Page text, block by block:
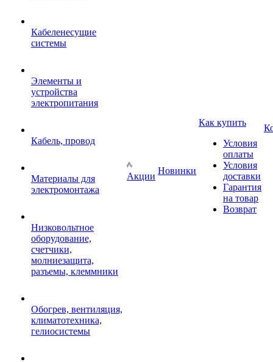
Кабеленесущие
системы
Элементы и
устройства
электропитания
Кабель, провод
Материалы для
электромонтажа
Низковольтное
оборудование,
счетчики,
молниезащита,
разъемы, клеммники
Обогрев, вентиляция,
климатотехника,
гелиосистемы
Акции
Новинки
Как купить
Условия
оплаты
Условия
доставки
Гарантия
на товар
Возврат